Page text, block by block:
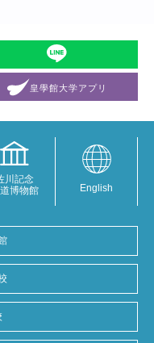
川記念
博物館
English
皇學館大学アプリ